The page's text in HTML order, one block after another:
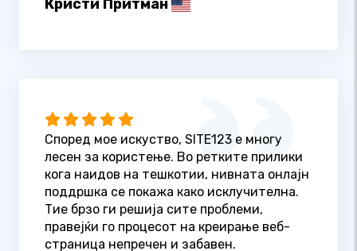
Кристи Притман
Според мое искуство, SITE123 е многу
лесен за користење. Во ретките прилики
кога наидов на тешкотии, нивната онлајн
поддршка се покажа како исклучителна.
Тие брзо ги решија сите проблеми,
правејќи го процесот на креирање веб-
страница непречен и забавен.